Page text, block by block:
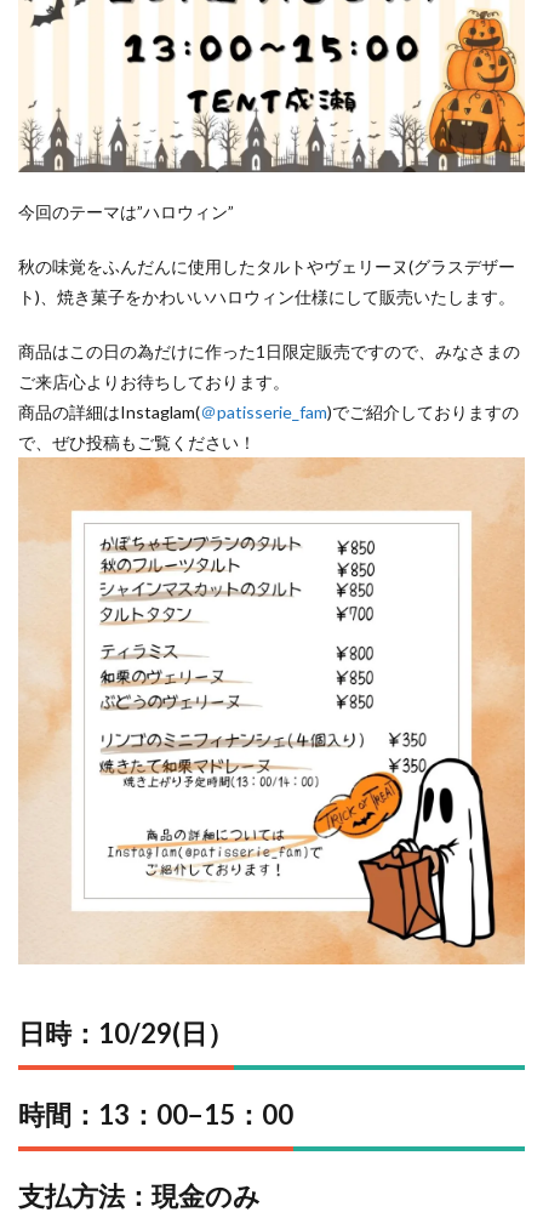
今回のテーマは”ハロウィン”
秋の味覚をふんだんに使用したタルトやヴェリーヌ(グラスデザー
ト)、焼き菓子をかわいいハロウィン仕様にして販売いたします。
商品はこの日の為だけに作った1日限定販売ですので、みなさまの
ご来店心よりお待ちしております。
商品の詳細はInstaglam(＠patisserie_fam)でご紹介しておりますの
で、ぜひ投稿もご覧ください！
日時：10/29(日）
時間：13：00−15：00
支払方法：現金のみ